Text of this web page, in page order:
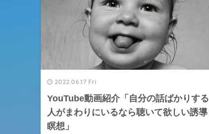
2022.06.17 Fri
YouTube動画紹介「自分の話ばかりする
人がまわりにいるなら聴いて欲しい誘導
瞑想」